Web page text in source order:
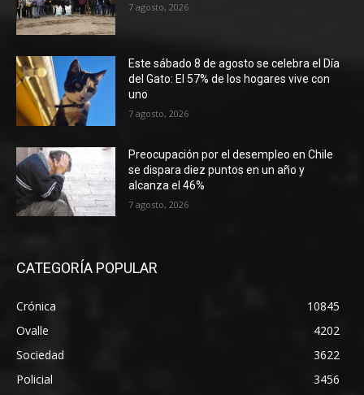
7 agosto, 2026
Este sábado 8 de agosto se celebra el Día
del Gato: El 57% de los hogares vive con
uno
7 agosto, 2026
Preocupación por el desempleo en Chile
se dispara diez puntos en un año y
alcanza el 46%
7 agosto, 2026
CATEGORÍA POPULAR
Crónica
10845
Ovalle
4202
Sociedad
3622
Policial
3456